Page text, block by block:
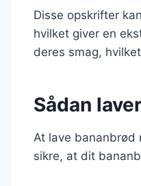
Disse opskrifter
hvilket giver en
deres smag,
Sådan
At lave bananbrød
sikre, at dit